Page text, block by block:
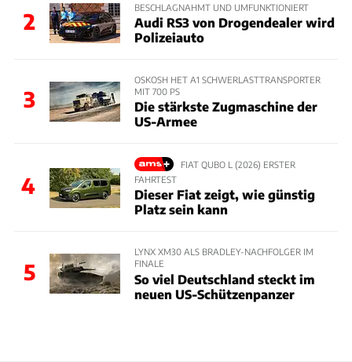
2
BESCHLAGNAHMT UND UMFUNKTIONIERT
Audi RS3 von Drogendealer wird
Polizeiauto
3
OSKOSH HET A1 SCHWERLASTTRANSPORTER
MIT 700 PS
Die stärkste Zugmaschine der
US-Armee
4
FIAT QUBO L (2026) ERSTER
FAHRTEST
Dieser Fiat zeigt, wie günstig
Platz sein kann
5
LYNX XM30 ALS BRADLEY-NACHFOLGER IM
FINALE
So viel Deutschland steckt im
neuen US-Schützenpanzer